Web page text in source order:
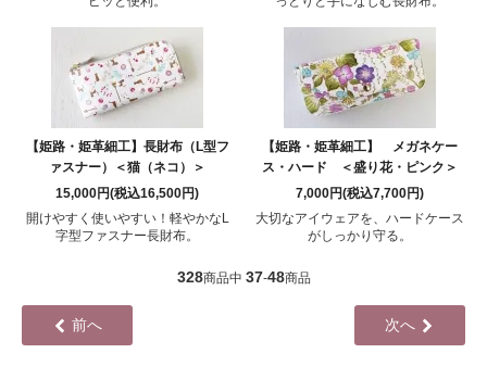
【姫路・姫革細工】長財布（L型フ
ァスナー）＜猫（ネコ）＞
15,000円(税込16,500円)
開けやすく使いやすい！軽やかなL
字型ファスナー長財布。
【姫路・姫革細工】 メガネケー
ス・ハード ＜盛り花・ピンク＞
7,000円(税込7,700円)
大切なアイウェアを、ハードケース
がしっかり守る。
328商品中 37-48商品
前へ 次へ